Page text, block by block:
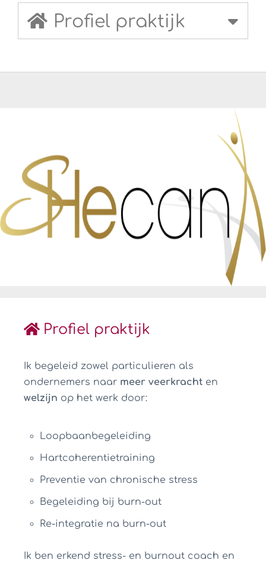
Profiel praktijk
Profiel praktijk
Ik begeleid zowel particulieren als
ondernemers naar meer veerkracht en
welzijn op het werk door:
Loopbaanbegeleiding
Hartcoherentietraining
Preventie van chronische stress
Begeleiding bij burn-out
Re-integratie na burn-out
Ik ben erkend stress- en burnout coach en